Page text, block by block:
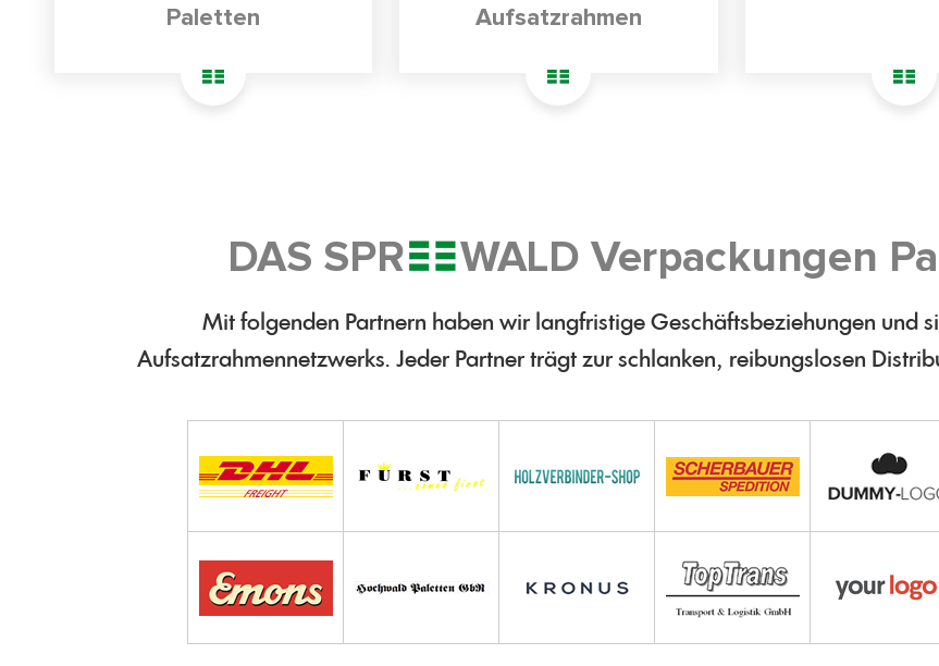
Paletten
Aufsatzrahmen
DAS SPR WALD Verpackungen
Mit folgenden Partnern haben wir langfristige Geschäftsbeziehungen und
Aufsatzrahmennetzwerks. Jeder Partner trägt zur schlanken, reibungslosen